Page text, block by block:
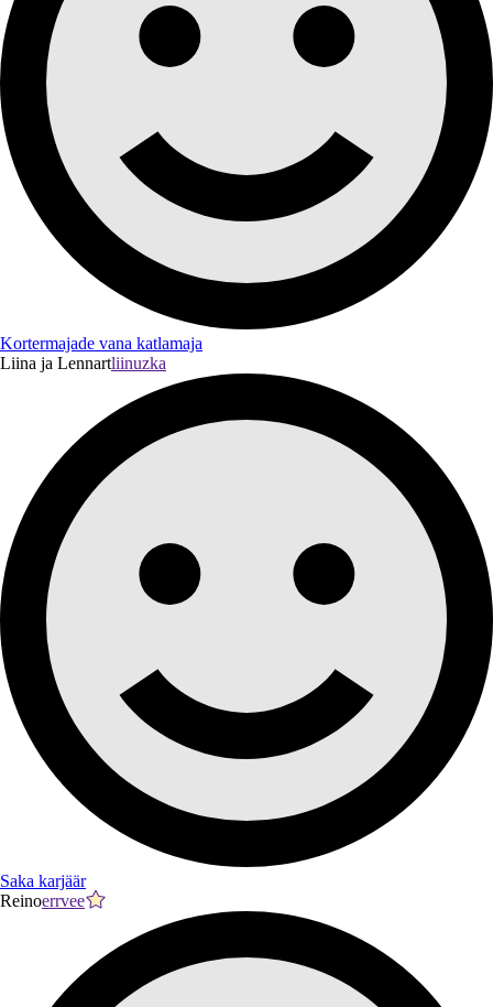
Kortermajade vana katlamaja
Liina ja Lennartliinuzka
Saka karjäär
Reinoerrvee